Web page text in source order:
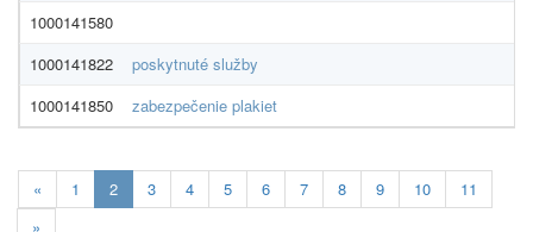
1000141580
1000141822
poskytnuté služby
1000141850
zabezpečenie plakiet
« 1 2Aktualna-
stranka
3 4 5 6 7 8 9 10
11
»